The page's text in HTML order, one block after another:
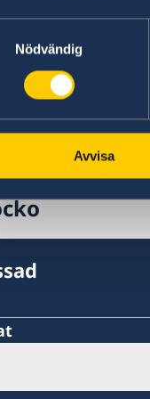
Nödvändig
Avvisa